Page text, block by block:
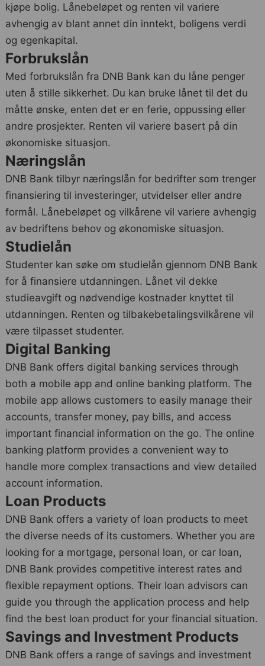
kjøpe bolig. Lånebeløpet og renten vil variere
avhengig av blant annet din inntekt, boligens verdi
og egenkapital.
Forbrukslån
Med forbrukslån fra DNB Bank kan du låne penger
uten å stille sikkerhet. Du kan bruke lånet til det du
måtte ønske, enten det er en ferie, oppussing eller
andre prosjekter. Renten vil variere basert på din
økonomiske situasjon.
Næringslån
DNB Bank tilbyr næringslån for bedrifter som trenger
finansiering til investeringer, utvidelser eller andre
formål. Lånebeløpet og vilkårene vil variere avhengig
av bedriftens behov og økonomiske situasjon.
Studielån
Studenter kan søke om studielån gjennom DNB Bank
for å finansiere utdanningen. Lånet vil dekke
studieavgift og nødvendige kostnader knyttet til
utdanningen. Renten og tilbakebetalingsvilkårene vil
være tilpasset studenter.
Digital Banking
DNB Bank offers digital banking services through
both a mobile app and online banking platform. The
mobile app allows customers to easily manage their
accounts, transfer money, pay bills, and access
important financial information on the go. The online
banking platform provides a convenient way to
handle more complex transactions and view detailed
account information.
Loan Products
DNB Bank offers a variety of loan products to meet
the diverse needs of its customers. Whether you are
looking for a mortgage, personal loan, or car loan,
DNB Bank provides competitive interest rates and
flexible repayment options. Their loan advisors can
guide you through the application process and help
find the best loan product for your financial situation.
Savings and Investment Products
DNB Bank offers a range of savings and investment